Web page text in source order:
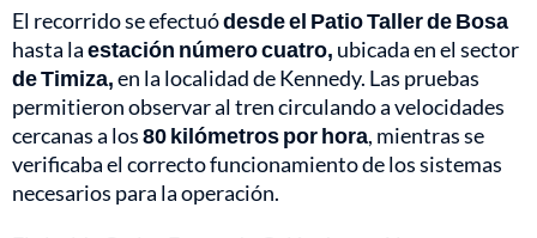
El recorrido se efectuódesde el Patio Taller de Bosa
hasta laestación número cuatro, ubicada en el sector
de Timiza,en la localidad de Kennedy. Las pruebas
permitieron observar al tren circulando a velocidades
cercanas a los80 kilómetros por hora, mientras se
verificaba el correcto funcionamiento de los sistemas
necesarios para la operación.